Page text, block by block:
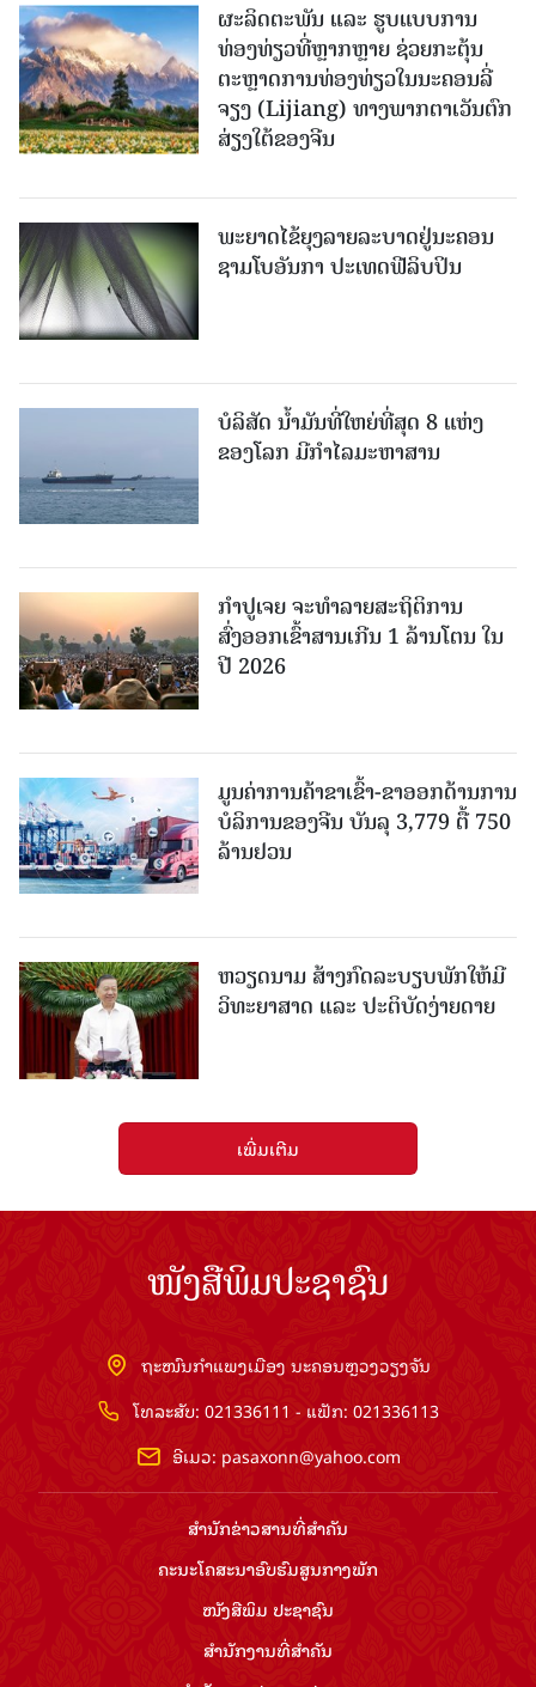
ຜະລິດຕະພັນ ແລະ ຮູບແບບການ
ທ່ອງທ່ຽວທີ່ຫຼາກຫຼາຍ ຊ່ວຍກະຕຸ້ນ
ຕະຫຼາດການທ່ອງທ່ຽວໃນນະຄອນລີ່
ຈຽງ (Lijiang) ທາງພາກຕາເວັນຕົກ
ສ່ຽງໃຕ້ຂອງຈີນ
ພະຍາດໄຂ້ຍຸງລາຍລະບາດຢູ່ນະຄອນ
ຊາມໂບ​ອັນກາ ປະເທດຟີລິບປິນ
ບໍລິສັດ ນ້ຳມັນທີ່ໃຫຍ່ທີ່ສຸດ 8 ແຫ່ງ
ຂອງໂລກ ມີກຳໄລມະຫາສານ
ກຳປູເຈຍ ຈະທຳລາຍສະຖິຕິການ
ສົ່ງອອກເຂົ້າສານເກີນ 1 ລ້ານໂຕນ ໃນ
ປີ 2026
ມູນຄ່າການຄ້າຂາເຂົ້າ-ຂາອອກດ້ານການ
ບໍລິການຂອງຈີນ ບັນລຸ 3,779 ຕື້ 750
ລ້ານຢວນ
ຫວຽດນາມ ສ້າງກົດລະບຽບພັກໃຫ້ມີ
ວິທະຍາສາດ ແລະ ປະຕິບັດງ່າຍດາຍ
ເພີ່ມເຕີມ
ໜັງສືພິມປະຊາຊົນ
ຖະໜົນກຳແພງເມືອງ ນະຄອນຫຼວງວຽງຈັນ
ໂທລະສັບ: 021336111 - ແຟັກ: 021336113
ອີເມວ: pasaxonn@yahoo.com
ສຳ​ນັກ​ຂ່າວ​ສານ​ທີ່​ສຳ​ຄັນ​
ຄະນະໂຄສະນາອົບຮົມ​ສູນ​ກາງ​ພັກ
ໜັງສືພິມ ປະ​ຊາ​ຊົນ
ສຳ​ນັກ​ງານ​ທີ່​ສຳ​ຄັນ